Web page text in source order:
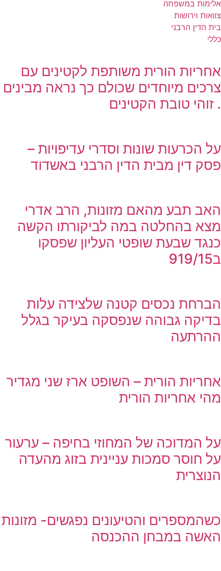
אלימות במשפחה
צוואות וירושות
בית הדין הרבני
כללי
אחריות הורית משותפת לקטינים עם
צרכים מיוחדים שכולם כך נראה מבינים
. זוהי טובת הקטינים
על הכרעות שונות וסדרי עדיפויות –
פסק דין מבית הדין הרבני באשדוד
האב תבע מהאם מזונות, הרב אדרי
מצא בהחלטה במה לביקורתו הקשה
כנגד שבעת שופטי העליון שפסקו
ב919/15
הברחת נכסים קטנה שלצידה עלות
בדיקה גבוהה שנפסקה בעיקר בגלל
ההרתעה
אחריות הורית – השופט ארז שני מגדיר
מהי אחריות הורית
על המדוכה של המחוזי בחיפה – ערעור
על חוסר סמכות עניינית בזוג מהעדה
הנוצרית
כשהמספרים והטיעונים נפגשים- מזונות
האשה במבחן ההכנסה